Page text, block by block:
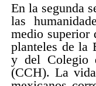
En la segunda
las
medio
planteles de la
y del Colegio
(CCH). La